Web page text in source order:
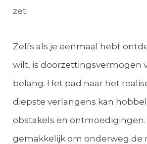
zet.
Zelfs als je eenmaal hebt
wilt, is doorzettingsvermogen
belang. Het pad naar het
diepste verlangens kan
obstakels en ontmoedigingen.
gemakkelijk om onderweg de